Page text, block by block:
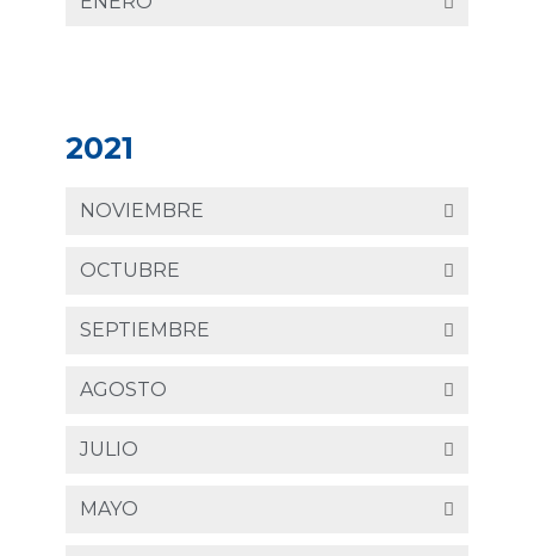
2021
NOVIEMBRE
OCTUBRE
SEPTIEMBRE
AGOSTO
JULIO
MAYO